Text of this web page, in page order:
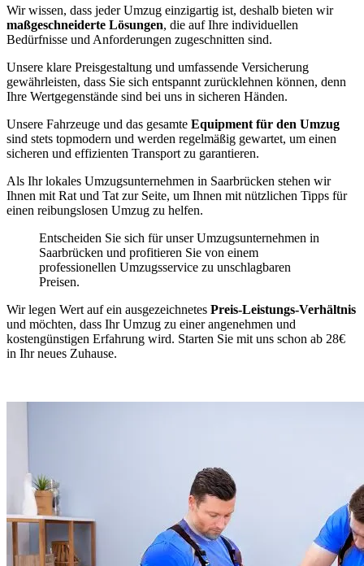
Wir wissen, dass jeder Umzug einzigartig ist, deshalb bieten wir
maßgeschneiderte Lösungen, die auf Ihre individuellen
Bedürfnisse und Anforderungen zugeschnitten sind.
Unsere klare Preisgestaltung und umfassende Versicherung
gewährleisten, dass Sie sich entspannt zurücklehnen können, denn
Ihre Wertgegenstände sind bei uns in sicheren Händen.
Unsere Fahrzeuge und das gesamte Equipment für den Umzug
sind stets topmodern und werden regelmäßig gewartet, um einen
sicheren und effizienten Transport zu garantieren.
Als Ihr lokales Umzugsunternehmen in Saarbrücken stehen wir
Ihnen mit Rat und Tat zur Seite, um Ihnen mit nützlichen Tipps für
einen reibungslosen Umzug zu helfen.
Entscheiden Sie sich für unser Umzugsunternehmen in
Saarbrücken und profitieren Sie von einem
professionellen Umzugsservice zu unschlagbaren
Preisen.
Wir legen Wert auf ein ausgezeichnetes Preis-Leistungs-Verhältnis
und möchten, dass Ihr Umzug zu einer angenehmen und
kostengünstigen Erfahrung wird. Starten Sie mit uns schon ab 28€
in Ihr neues Zuhause.